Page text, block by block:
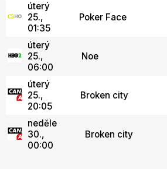
úterý
25.,
01:35
Poker Face
úterý
25.,
06:00
Noe
úterý
25.,
20:05
Broken city
neděle
30.,
00:00
Broken city